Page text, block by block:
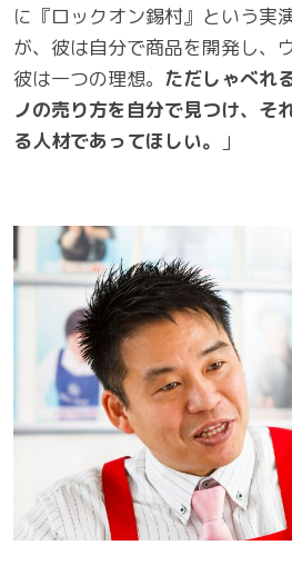
に『ロックオン錫村』という実
が、彼は自分で商品を開発し、
彼は一つの理想。 ただしゃべれ
ノの売り方を自分で見つけ、そ
る人材であってほしい。
」